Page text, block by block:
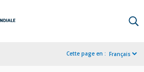
Cette page en : Français